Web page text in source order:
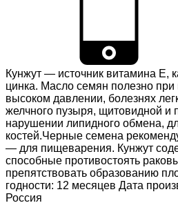
Кунжут — источник витамина Е,
цинка. Масло семян полезно при
высоком давлении, болезнях
желчного пузыря, щитовидной и
нарушении липидного обмена,
костей.Черные семена
— для пищеварения. Кунжут
способные противостоять
препятствовать образованию
годности: 12 месяцев Дата
Россия